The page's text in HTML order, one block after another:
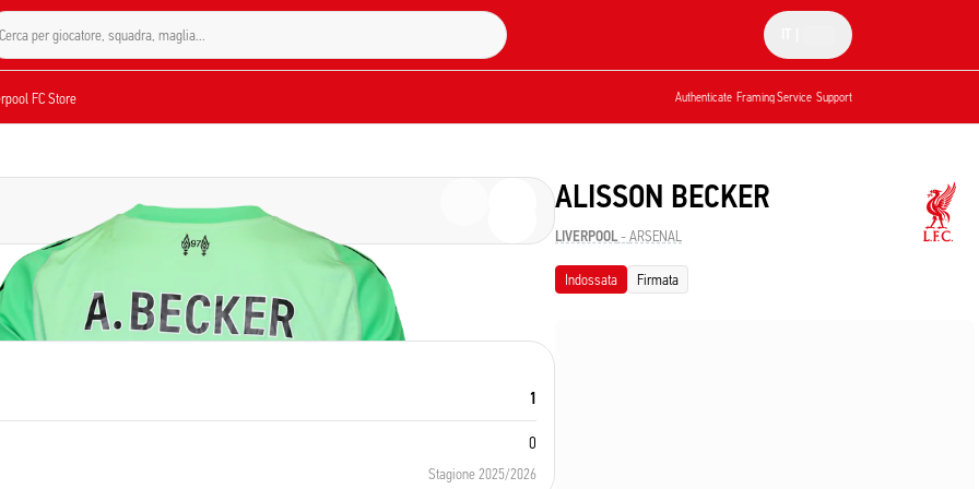
Cerca per giocatore, squadra, maglia...
FC Store Authenticate Framing Service Support
1
0
Stagione 2025/2026
ALISSON BECKER
LIVERPOOL-ARSENAL
Indossata Firmata